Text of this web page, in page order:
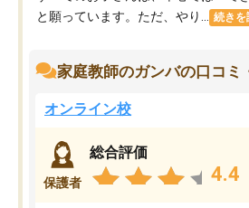
と願っています。ただ、やり...
続きを
家庭教師のガンバの口コミ
オンライン校
保護者
総合評価
4.4